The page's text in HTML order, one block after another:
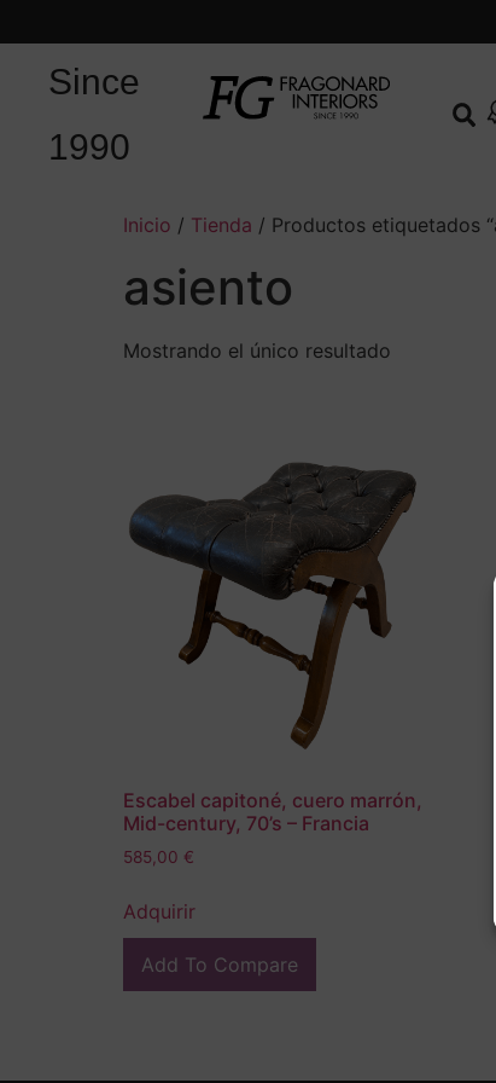
Since
1990
Inicio / Tienda / Productos etiquetados
asiento
Mostrando el único resultado
Escabel capitoné, cuero marrón,
Mid-century, 70’s – Francia
585,00 €
Adquirir
Add To Compare